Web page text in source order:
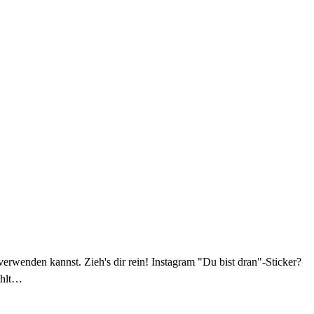
kannst. Zieh's dir rein! Instagram "Du bist dran"-Sticker?